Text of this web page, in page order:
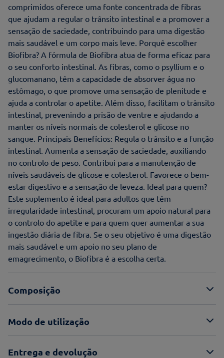
comprimidos oferece uma fonte concentrada de fibras
que ajudam a regular o trânsito intestinal e a promover a
sensação de saciedade, contribuindo para uma digestão
mais saudável e um corpo mais leve. Porquê escolher
Biofibra? A fórmula de Biofibra atua de forma eficaz para
o seu conforto intestinal. As fibras, como o psyllium e o
glucomanano, têm a capacidade de absorver água no
estômago, o que promove uma sensação de plenitude e
ajuda a controlar o apetite. Além disso, facilitam o trânsito
intestinal, prevenindo a prisão de ventre e ajudando a
manter os níveis normais de colesterol e glicose no
sangue. Principais Benefícios: Regula o trânsito e a função
intestinal. Aumenta a sensação de saciedade, auxiliando
no controlo de peso. Contribui para a manutenção de
níveis saudáveis de glicose e colesterol. Favorece o bem-
estar digestivo e a sensação de leveza. Ideal para quem?
Este suplemento é ideal para adultos que têm
irregularidade intestinal, procuram um apoio natural para
o controlo do apetite e para quem quer aumentar a sua
ingestão diária de fibra. Se o seu objetivo é uma digestão
mais saudável e um apoio no seu plano de
emagrecimento, o Biofibra é a escolha certa.
Composição
Modo de utilização
Entrega e devolução